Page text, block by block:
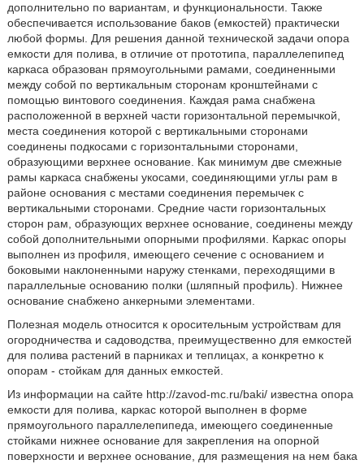
дополнительно по вариантам, и функциональности. Также
обеспечивается использование баков (емкостей) практически
любой формы. Для решения данной технической задачи опора
емкости для полива, в отличие от прототипа, параллелепипед
каркаса образован прямоугольными рамами, соединенными
между собой по вертикальным сторонам кронштейнами с
помощью винтового соединения. Каждая рама снабжена
расположенной в верхней части горизонтальной перемычкой,
места соединения которой с вертикальными сторонами
соединены подкосами с горизонтальными сторонами,
образующими верхнее основание. Как минимум две смежные
рамы каркаса снабжены укосами, соединяющими углы рам в
районе основания с местами соединения перемычек с
вертикальными сторонами. Средние части горизонтальных
сторон рам, образующих верхнее основание, соединены между
собой дополнительными опорными профилями. Каркас опоры
выполнен из профиля, имеющего сечение с основанием и
боковыми наклоненными наружу стенками, переходящими в
параллельные основанию полки (шляпный профиль). Нижнее
основание снабжено анкерными элементами.
Полезная модель относится к оросительным устройствам для
огородничества и садоводства, преимущественно для емкостей
для полива растений в парниках и теплицах, а конкретно к
опорам - стойкам для данных емкостей.
Из информации на сайте http://zavod-mc.ru/baki/ известна опора
емкости для полива, каркас которой выполнен в форме
прямоугольного параллелепипеда, имеющего соединенные
стойками нижнее основание для закрепления на опорной
поверхности и верхнее основание, для размещения на нем бака